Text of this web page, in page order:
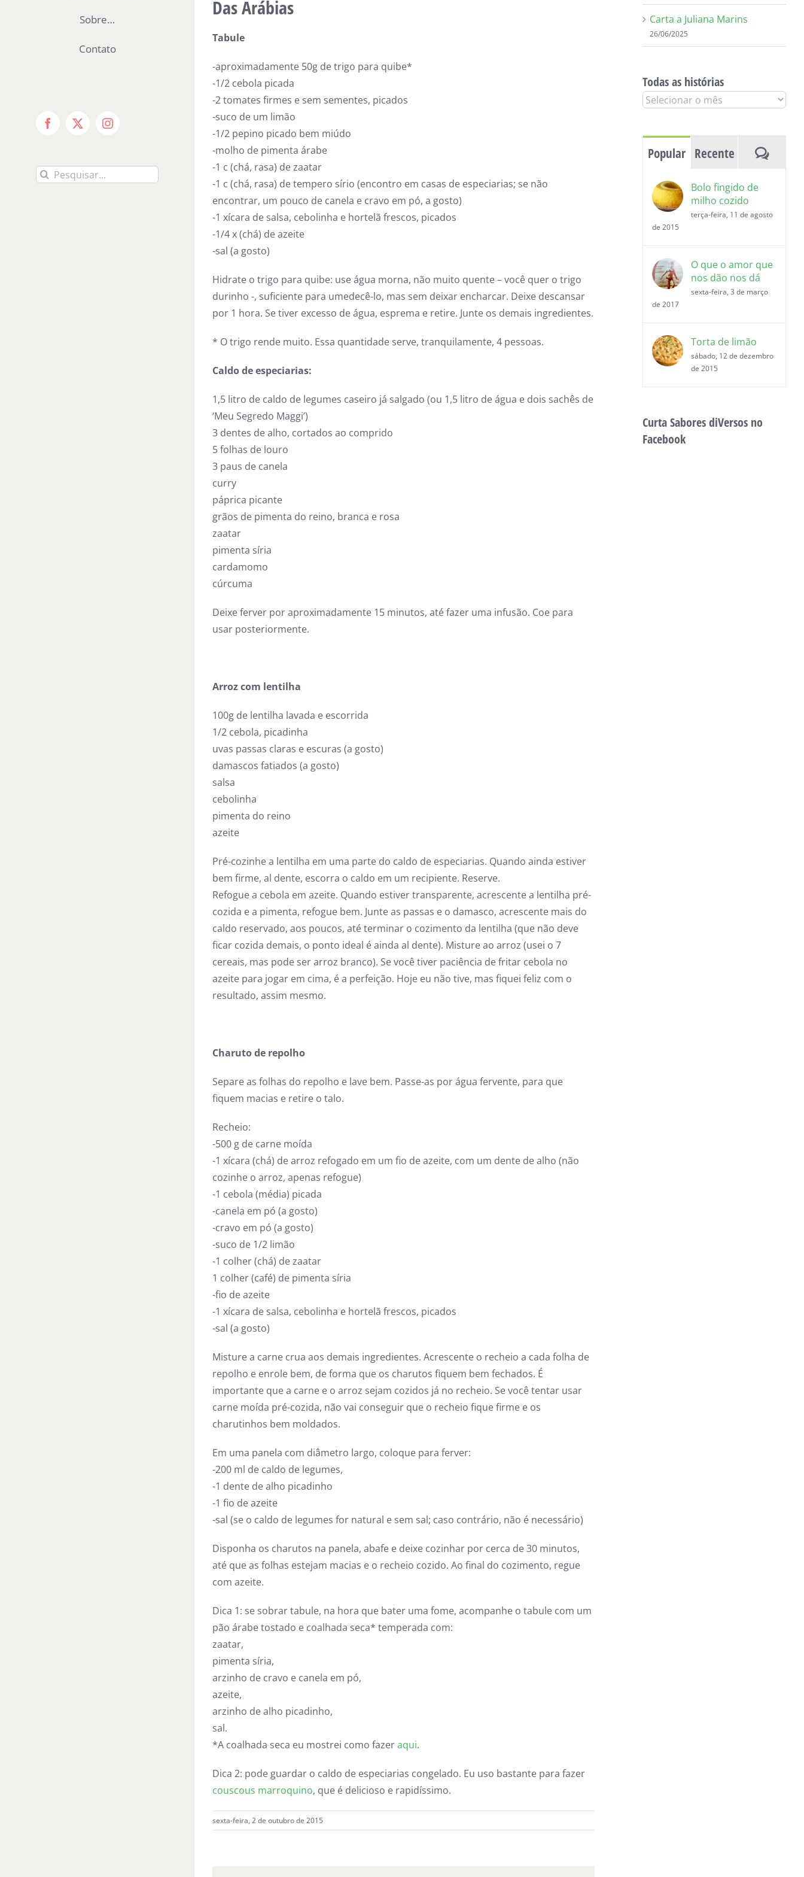
Sobre…
Contato
Facebook
X Instagram
Buscar
Das Arábias
Tabule
-aproximadamente 50g de trigo para quibe*
-1/2 cebola picada
-2 tomates firmes e sem sementes, picados
-suco de um limão
-1/2 pepino picado bem miúdo
-molho de pimenta árabe
-1 c (chá, rasa) de zaatar
-1 c (chá, rasa) de tempero sírio (encontro em casas de especiarias; se não
encontrar, um pouco de canela e cravo em pó, a gosto)
-1 xícara de salsa, cebolinha e hortelã frescos, picados
-1/4 x (chá) de azeite
-sal (a gosto)
Hidrate o trigo para quibe: use água morna, não muito quente – você quer o trigo
durinho -, suficiente para umedecê-lo, mas sem deixar encharcar. Deixe descansar
por 1 hora. Se tiver excesso de água, esprema e retire. Junte os demais ingredientes.
* O trigo rende muito. Essa quantidade serve, tranquilamente, 4 pessoas.
Caldo de especiarias:
1,5 litro de caldo de legumes caseiro já salgado (ou 1,5 litro de água e dois sachês de
‘Meu Segredo Maggi’)
3 dentes de alho, cortados ao comprido
5 folhas de louro
3 paus de canela
curry
páprica picante
grãos de pimenta do reino, branca e rosa
zaatar
pimenta síria
cardamomo
cúrcuma
Deixe ferver por aproximadamente 15 minutos, até fazer uma infusão. Coe para
usar posteriormente.
Arroz com lentilha
100g de lentilha lavada e escorrida
1/2 cebola, picadinha
uvas passas claras e escuras (a gosto)
damascos fatiados (a gosto)
salsa
cebolinha
pimenta do reino
azeite
Pré-cozinhe a lentilha em uma parte do caldo de especiarias. Quando ainda estiver
bem firme, al dente, escorra o caldo em um recipiente. Reserve.
Refogue a cebola em azeite. Quando estiver transparente, acrescente a lentilha pré-
cozida e a pimenta, refogue bem. Junte as passas e o damasco, acrescente mais do
caldo reservado, aos poucos, até terminar o cozimento da lentilha (que não deve
ficar cozida demais, o ponto ideal é ainda al dente). Misture ao arroz (usei o 7
cereais, mas pode ser arroz branco). Se você tiver paciência de fritar cebola no
azeite para jogar em cima, é a perfeição. Hoje eu não tive, mas fiquei feliz com o
resultado, assim mesmo.
Charuto de repolho
Separe as folhas do repolho e lave bem. Passe-as por água fervente, para que
fiquem macias e retire o talo.
Recheio:
-500 g de carne moída
-1 xícara (chá) de arroz refogado em um fio de azeite, com um dente de alho (não
cozinhe o arroz, apenas refogue)
-1 cebola (média) picada
-canela em pó (a gosto)
-cravo em pó (a gosto)
-suco de 1/2 limão
-1 colher (chá) de zaatar
1 colher (café) de pimenta síria
-fio de azeite
-1 xícara de salsa, cebolinha e hortelã frescos, picados
-sal (a gosto)
Misture a carne crua aos demais ingredientes. Acrescente o recheio a cada folha de
repolho e enrole bem, de forma que os charutos fiquem bem fechados. É
importante que a carne e o arroz sejam cozidos já no recheio. Se você tentar usar
carne moída pré-cozida, não vai conseguir que o recheio fique firme e os
charutinhos bem moldados.
Em uma panela com diâmetro largo, coloque para ferver:
-200 ml de caldo de legumes,
-1 dente de alho picadinho
-1 fio de azeite
-sal (se o caldo de legumes for natural e sem sal; caso contrário, não é necessário)
Disponha os charutos na panela, abafe e deixe cozinhar por cerca de 30 minutos,
até que as folhas estejam macias e o recheio cozido. Ao final do cozimento, regue
com azeite.
Dica 1: se sobrar tabule, na hora que bater uma fome, acompanhe o tabule com um
pão árabe tostado e coalhada seca* temperada com:
zaatar,
pimenta síria,
arzinho de cravo e canela em pó,
azeite,
arzinho de alho picadinho,
sal.
*A coalhada seca eu mostrei como fazeraqui.
Dica 2: pode guardar o caldo de especiarias congelado. Eu uso bastante para fazer
couscous marroquino, que é delicioso e rapidíssimo.
sexta-feira, 2 de outubro de 2015
Carta a Juliana Marins
26/06/2025
Todas as histórias
Todas
Popular Recente
Bolo fingido de
milho cozido
terça-feira, 11 de agosto
de 2015
O que o amor que
nos dão nos dá
sexta-feira, 3 de março
de 2017
Torta de limão
sábado, 12 de dezembro
de 2015
Curta Sabores diVersos no
Facebook